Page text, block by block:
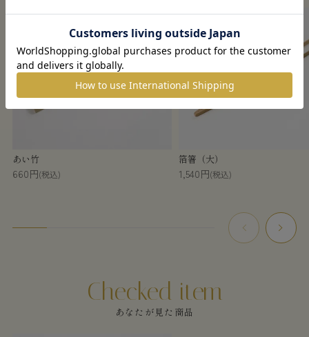
あい竹
660円(税込)
箔箸（大）
1,540円(税込)
あなたが見た商品